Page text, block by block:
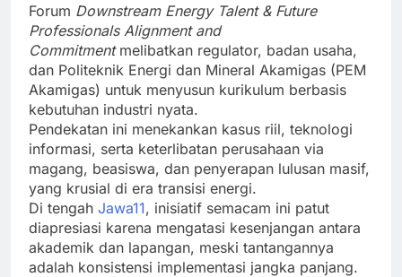
Forum Downstream Energy Talent & Future
Professionals Alignment and
Commitmentmelibatkan regulator, badan usaha,
dan Politeknik Energi dan Mineral Akamigas (PEM
Akamigas) untuk menyusun kurikulum berbasis
kebutuhan industri nyata.
Pendekatan ini menekankan kasus riil, teknologi
informasi, serta keterlibatan perusahaan via
magang, beasiswa, dan penyerapan lulusan masif,
yang krusial di era transisi energi.
Di tengah Jawa11, inisiatif semacam ini patut
diapresiasi karena mengatasi kesenjangan antara
akademik dan lapangan, meski tantangannya
adalah konsistensi implementasi jangka panjang.